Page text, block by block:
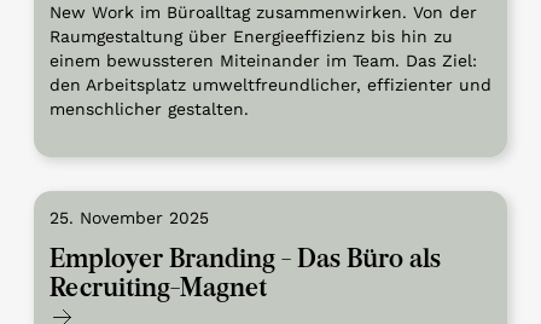
New Work im Büroalltag zusammenwirken. Von der
Raumgestaltung über Energieeffizienz bis hin zu
einem bewussteren Miteinander im Team. Das Ziel:
den Arbeitsplatz umweltfreundlicher, effizienter und
menschlicher gestalten.
25. November 2025
Employer Branding - Das Büro als
Recruiting-Magnet